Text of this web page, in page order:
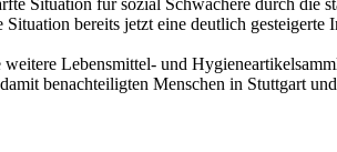
Situation für sozial Schwächere durch die
bereits jetzt eine deutlich gesteigerte
Lebensmittel- und
benachteiligten Menschen in Stuttgart